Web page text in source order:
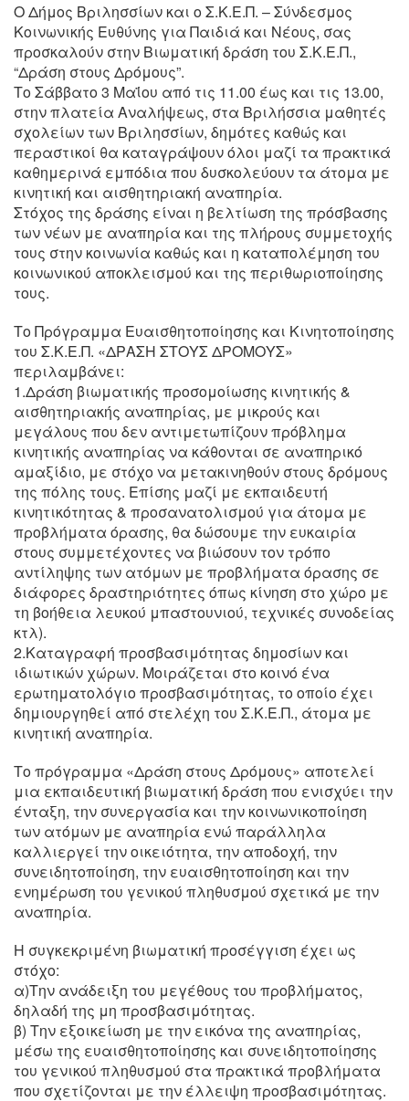
Ο Δήμος Βριλησσίων και ο Σ.Κ.Ε.Π. – Σύνδεσμος
Κοινωνικής Ευθύνης για Παιδιά και Νέους, σας
προσκαλούν στην Βιωματική δράση του Σ.Κ.Ε.Π.,
“Δράση στους Δρόμους”.
Το Σάββατο 3 Μαΐου από τις 11.00 έως και τις 13.00,
στην πλατεία Αναλήψεως, στα Βριλήσσια μαθητές
σχολείων των Βριλησσίων, δημότες καθώς και
περαστικοί θα καταγράψουν όλοι μαζί τα πρακτικά
καθημερινά εμπόδια που δυσκολεύουν τα άτομα με
κινητική και αισθητηριακή αναπηρία.
Στόχος της δράσης είναι η βελτίωση της πρόσβασης
των νέων με αναπηρία και της πλήρους συμμετοχής
τους στην κοινωνία καθώς και η καταπολέμηση του
κοινωνικού αποκλεισμού και της περιθωριοποίησης
τους.
Το Πρόγραμμα Ευαισθητοποίησης και Κινητοποίησης
του Σ.Κ.Ε.Π. «ΔΡΑΣΗ ΣΤΟΥΣ ΔΡΟΜΟΥΣ»
περιλαμβάνει:
1.Δράση βιωματικής προσομοίωσης κινητικής &
αισθητηριακής αναπηρίας, με μικρούς και
μεγάλους που δεν αντιμετωπίζουν πρόβλημα
κινητικής αναπηρίας να κάθονται σε αναπηρικό
αμαξίδιο, με στόχο να μετακινηθούν στους δρόμους
της πόλης τους. Επίσης μαζί με εκπαιδευτή
κινητικότητας & προσανατολισμού για άτομα με
προβλήματα όρασης, θα δώσουμε την ευκαιρία
στους συμμετέχοντες να βιώσουν τον τρόπο
αντίληψης των ατόμων με προβλήματα όρασης σε
διάφορες δραστηριότητες όπως κίνηση στο χώρο με
τη βοήθεια λευκού μπαστουνιού, τεχνικές συνοδείας
κτλ).
2.Καταγραφή προσβασιμότητας δημοσίων και
ιδιωτικών χώρων. Μοιράζεται στο κοινό ένα
ερωτηματολόγιο προσβασιμότητας, το οποίο έχει
δημιουργηθεί από στελέχη του Σ.Κ.Ε.Π., άτομα με
κινητική αναπηρία.
Το πρόγραμμα «Δράση στους Δρόμους» αποτελεί
μια εκπαιδευτική βιωματική δράση που ενισχύει την
ένταξη, την συνεργασία και την κοινωνικοποίηση
των ατόμων με αναπηρία ενώ παράλληλα
καλλιεργεί την οικειότητα, την αποδοχή, την
συνειδητοποίηση, την ευαισθητοποίηση και την
ενημέρωση του γενικού πληθυσμού σχετικά με την
αναπηρία.
Η συγκεκριμένη βιωματική προσέγγιση έχει ως
στόχο:
α)Την ανάδειξη του μεγέθους του προβλήματος,
δηλαδή της μη προσβασιμότητας.
β) Την εξοικείωση με την εικόνα της αναπηρίας,
μέσω της ευαισθητοποίησης και συνειδητοποίησης
του γενικού πληθυσμού στα πρακτικά προβλήματα
που σχετίζονται με την έλλειψη προσβασιμότητας.